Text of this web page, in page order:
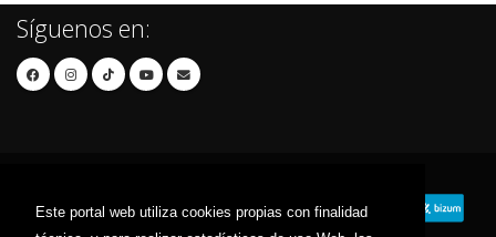
Este portal web utiliza cookies propias con finalidad
Síguenos en: